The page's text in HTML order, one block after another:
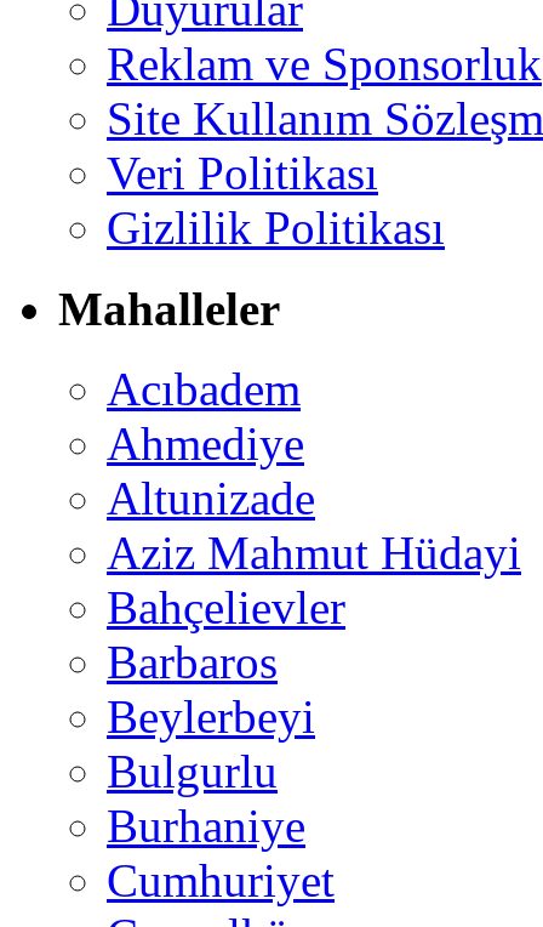
Reklam ve Sponsorluk
Site Kullanım
Veri Politikası
Gizlilik Politikası
Mahalleler
Acıbadem
Ahmediye
Altunizade
Aziz Mahmut Hüdayi
Bahçelievler
Barbaros
Beylerbeyi
Bulgurlu
Burhaniye
Cumhuriyet